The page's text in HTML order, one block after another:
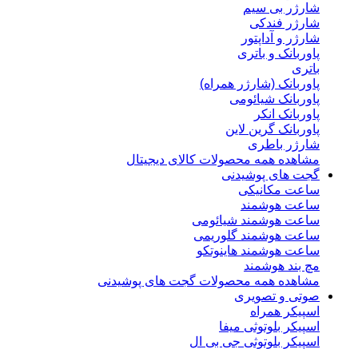
شارژر بی سیم
شارژر فندکی
شارژر و آداپتور
پاوربانک و باتری
باتری
پاوربانک (شارژر همراه)
پاوربانک شیائومی
پاوربانک انکر
پاوربانک گرین لاین
شارژر باطری
مشاهده همه محصولات کالای دیجیتال
گجت های پوشیدنی
ساعت مکانیکی
ساعت هوشمند
ساعت هوشمند شیائومی
ساعت هوشمند گلوریمی
ساعت هوشمند هاینوتکو
مچ بند هوشمند
مشاهده همه محصولات گجت های پوشیدنی
صوتی و تصویری
اسپیکر همراه
اسپیکر بلوتوثی میفا
اسپیکر بلوتوثی جی بی ال